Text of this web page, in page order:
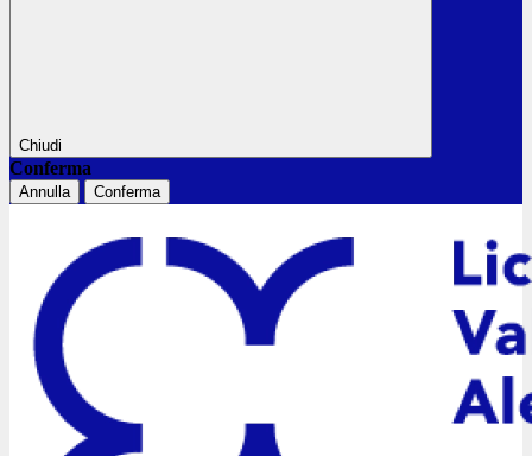
Chiudi
Conferma
Annulla Conferma